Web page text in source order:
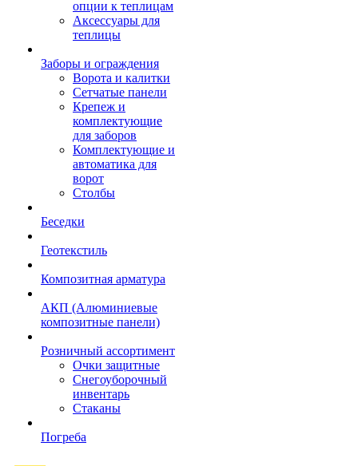
опции к теплицам
Аксессуары для
теплицы
Заборы и ограждения
Ворота и калитки
Сетчатые панели
Крепеж и
комплектующие
для заборов
Комплектующие и
автоматика для
ворот
Столбы
Беседки
Геотекстиль
Композитная арматура
АКП (Алюминиевые
композитные панели)
Розничный ассортимент
Очки защитные
Снегоуборочный
инвентарь
Стаканы
Погреба